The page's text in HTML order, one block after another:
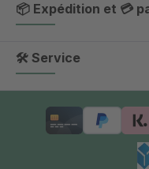
📦 Expédition et 💳
🛠 Service